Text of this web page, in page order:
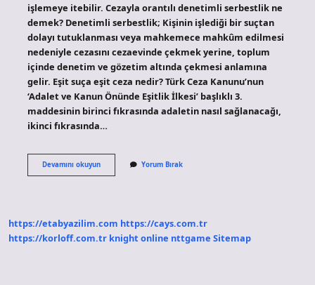
işlemeye itebilir. Cezayla orantılı denetimli serbestlik ne
demek? Denetimli serbestlik; Kişinin işlediği bir suçtan
dolayı tutuklanması veya mahkemece mahkûm edilmesi
nedeniyle cezasını cezaevinde çekmek yerine, toplum
içinde denetim ve gözetim altında çekmesi anlamına
gelir. Eşit suça eşit ceza nedir? Türk Ceza Kanunu’nun
‘Adalet ve Kanun Önünde Eşitlik İlkesi’ başlıklı 3.
maddesinin birinci fıkrasında adaletin nasıl sağlanacağı,
ikinci fıkrasında…
Devamını okuyunCezayla
Orantili
Yorum Bırak
https://etabyazilim.com https://cays.com.tr
https://korloff.com.tr knight online nttgame Sitemap